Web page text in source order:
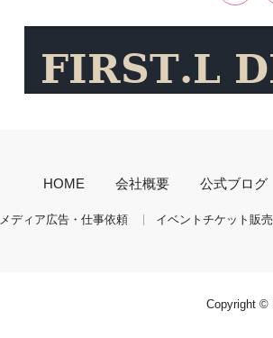
HOME 会社概要 公式ブログ
メディア広告・仕事依頼 イベントチケット販売
Copyright ©